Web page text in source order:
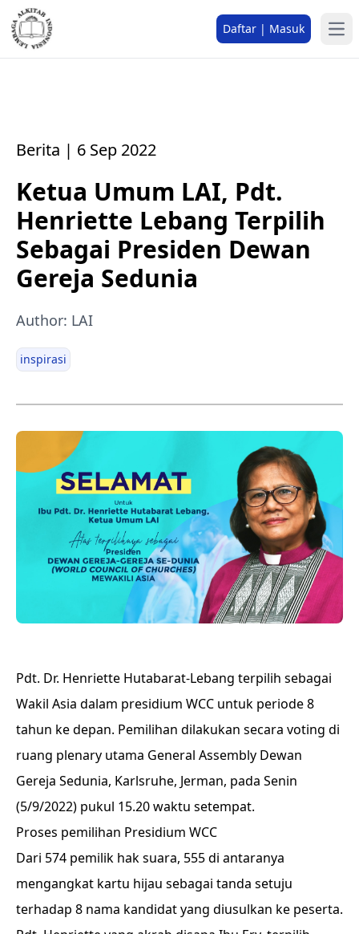
Daftar | Masuk
Berita | 6 Sep 2022
Ketua Umum LAI, Pdt.
Henriette Lebang Terpilih
Sebagai Presiden Dewan
Gereja Sedunia
Author: LAI
inspirasi
Pdt. Dr. Henriette Hutabarat-Lebang terpilih sebagai
Wakil Asia dalam presidium WCC untuk periode 8
tahun ke depan. Pemilihan dilakukan secara voting di
ruang plenary utama General Assembly Dewan
Gereja Sedunia, Karlsruhe, Jerman, pada Senin
(5/9/2022) pukul 15.20 waktu setempat.
Proses pemilihan Presidium WCC
Dari 574 pemilik hak suara, 555 di antaranya
mengangkat kartu hijau sebagai tanda setuju
terhadap 8 nama kandidat yang diusulkan ke peserta.